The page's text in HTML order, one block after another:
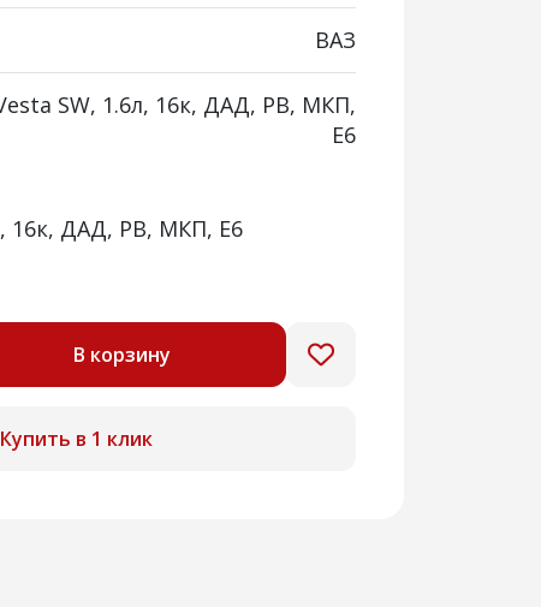
ВАЗ
SW, 1.6л, 16к, ДАД, РВ, МКП,
E6
16к, ДАД, РВ, МКП, E6
В корзину
Купить в 1 клик